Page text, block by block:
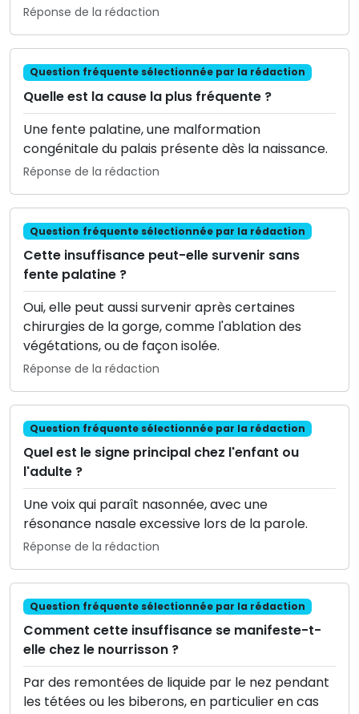
Réponse de la rédaction
Question fréquente sélectionnée par la rédaction
Quelle est la cause la plus fréquente ?
Une fente palatine, une malformation
congénitale du palais présente dès la naissance.
Réponse de la rédaction
Question fréquente sélectionnée par la rédaction
Cette insuffisance peut-elle survenir sans
fente palatine ?
Oui, elle peut aussi survenir après certaines
chirurgies de la gorge, comme l'ablation des
végétations, ou de façon isolée.
Réponse de la rédaction
Question fréquente sélectionnée par la rédaction
Quel est le signe principal chez l'enfant ou
l'adulte ?
Une voix qui paraît nasonnée, avec une
résonance nasale excessive lors de la parole.
Réponse de la rédaction
Question fréquente sélectionnée par la rédaction
Comment cette insuffisance se manifeste-t-
elle chez le nourrisson ?
Par des remontées de liquide par le nez pendant
les tétées ou les biberons, en particulier en cas